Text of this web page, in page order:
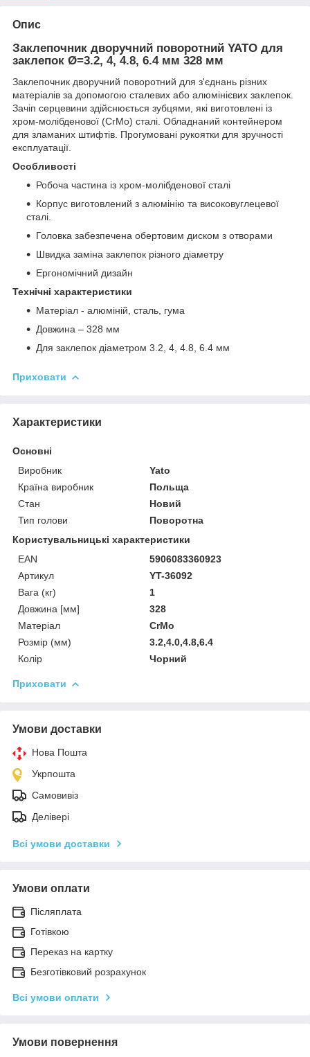
Опис
Заклепочник дворучний поворотний YATO для
заклепок Ø=3.2, 4, 4.8, 6.4 мм 328 мм
Заклепочник дворучний поворотний для з'єднань різних
матеріалів за допомогою сталевих або алюмінієвих заклепок.
Зачіп серцевини здійснюється зубцями, які виготовлені із
хром-молібденової (СrMo) сталі. Обладнаний контейнером
для зламаних штифтів. Прогумовані рукоятки для зручності
експлуатації.
Особливості
Робоча частина із хром-молібденової сталі
Корпус виготовлений з алюмінію та високовуглецевої
сталі.
Головка забезпечена обертовим диском з отворами
Швидка заміна заклепок різного діаметру
Ергономічний дизайн
Технічні характеристики
Матеріал - алюміній, сталь, гума
Довжина – 328 мм
Для заклепок діаметром 3.2, 4, 4.8, 6.4 мм
Приховати
Характеристики
Основні
Виробник
Yato
Країна виробник
Польща
Стан
Новий
Тип голови
Поворотна
Користувальницькі характеристики
EAN
5906083360923
Артикул
YT-36092
Вага (кг)
1
Довжина [мм]
328
Матеріал
CrMo
Розмір (мм)
3.2,4.0,4.8,6.4
Колір
Чорний
Приховати
Умови доставки
Нова Пошта
Укрпошта
Самовивіз
Делівері
Всі умови доставки
Умови оплати
Післяплата
Готівкою
Переказ на картку
Безготівковий розрахунок
Всі умови оплати
Умови повернення